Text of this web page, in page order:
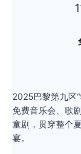
2025巴黎第九区
免费音乐会、歌
童剧，贯穿整个
宴。